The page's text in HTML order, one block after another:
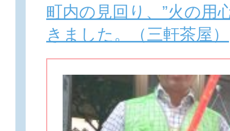
町内の見回り、”火の用
きました。（三軒茶屋）